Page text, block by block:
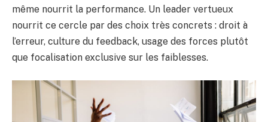
même nourrit la performance. Un leader vertueux
nourrit ce cercle par des choix très concrets : droit à
l’erreur, culture du feedback, usage des forces plutôt
que focalisation exclusive sur les faiblesses.